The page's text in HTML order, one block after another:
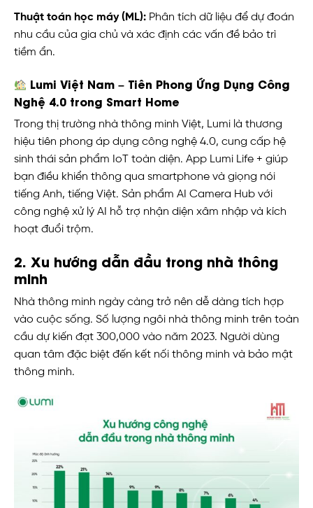
Thuật toán học máy (ML): Phân tích dữ liệu để dự đoán
nhu cầu của gia chủ và xác định các vấn đề bảo trì
tiềm ẩn.
Lumi Việt Nam – Tiên Phong Ứng Dụng Công
Nghệ 4.0 trong Smart Home
Trong thị trường nhà thông minh Việt, Lumi là thương
hiệu tiên phong áp dụng công nghệ 4.0, cung cấp hệ
sinh thái sản phẩm IoT toàn diện. App Lumi Life + giúp
bạn điều khiển thông qua smartphone và giọng nói
tiếng Anh, tiếng Việt. Sản phẩm AI Camera Hub với
công nghệ xử lý AI hỗ trợ nhận diện xâm nhập và kích
hoạt đuổi trộm.
2. Xu hướng dẫn đầu trong nhà thông
minh
Nhà thông minh ngày càng trở nên dễ dàng tích hợp
vào cuộc sống. Số lượng ngôi nhà thông minh trên toàn
cầu dự kiến đạt 300,000 vào năm 2023. Người dùng
quan tâm đặc biệt đến kết nối thông minh và bảo mật
thông minh.